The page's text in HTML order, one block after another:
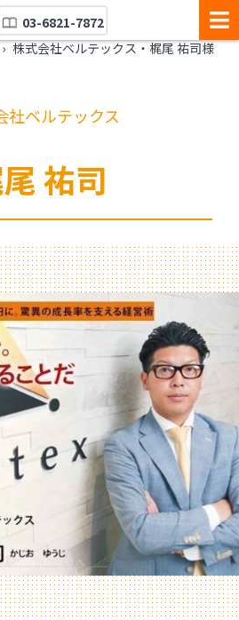
03-6821-7872
› 株式会社ベルテックス・梶尾 祐司様
社ベルテックス
祐司